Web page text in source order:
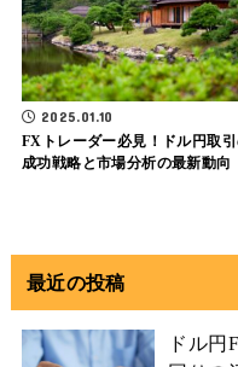
2025.01.10
FXトレーダー必見！ドル円取
成功戦略と市場分析の最新動向
最近の投稿
ドル円